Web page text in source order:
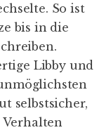
So ist
bis in die
Libby und
selbstsicher,